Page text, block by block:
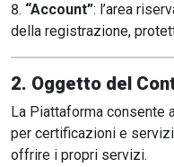
“Account”: l’area
della registrazione,
2. Oggetto del
La Piattaforma consente
per certificazioni e
offrire i propri servizi.